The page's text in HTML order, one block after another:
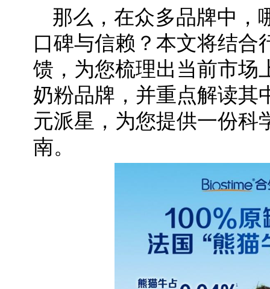
那么，在众多品牌中，
口碑与信赖？本文将结合
馈，为您梳理出当前市场
奶粉品牌，并重点解读
元派星，为您提供一份科
南。